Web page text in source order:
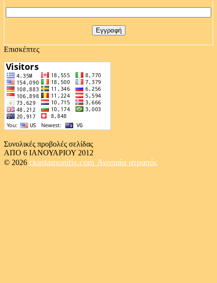
Επισκέπτες
Συνολικές προβολές σελίδας
ΑΠΟ 6 ΙΑΝΟΥΑΡΙΟΥ 2012
© 2026 ckastamonitis.com Ανοπαία ατραπός